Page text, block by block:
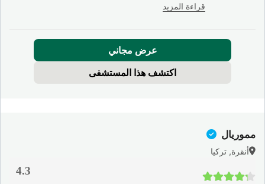
قراءة المزيد
عرض مجاني
اكتشف هذا المستشفى
مموريال
أنقرة, تركيا
4.3